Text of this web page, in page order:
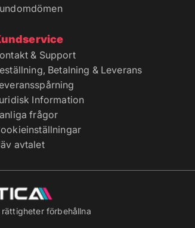
& Support
Betalning & Leverans
Information
frågor
avtalet
förbehållna